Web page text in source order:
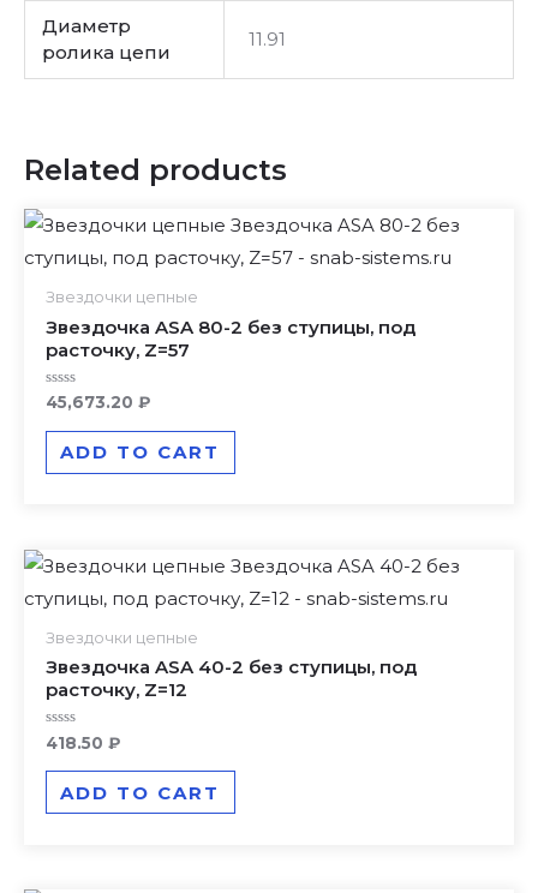
Диаметр
ролика цепи
11.91
Related products
Звездочки цепные
Звездочка ASA 80-2 без ступицы, под
расточку, Z=57
Rated
out
45,673.20 ₽
ADD TO CART
Звездочки цепные
Звездочка ASA 40-2 без ступицы, под
расточку, Z=12
Rated
0
out
418.50 ₽
ADD TO CART